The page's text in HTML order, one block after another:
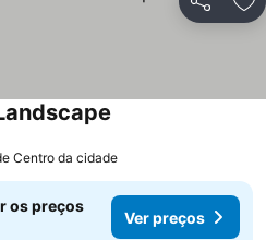
Partilhar
Centro da cidade
os preços
Ver preços